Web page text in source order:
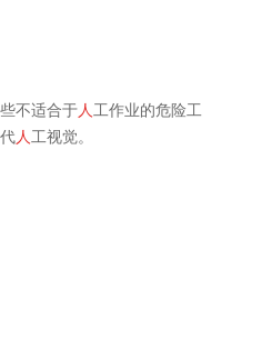
不适合于人工作业的危险工
人工视觉。